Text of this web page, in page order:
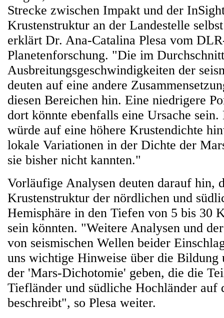
Strecke zwischen Impakt und der
Krustenstruktur an der Landestelle
erklärt Dr. Ana-Catalina Plesa vom
Planetenforschung. "Die im
Ausbreitungsgeschwindigkeiten der
deuten auf eine andere
diesen Bereichen hin. Eine niedrigere
dort könnte ebenfalls eine Ursache
würde auf eine höhere Krustendichte
lokale Variationen in der Dichte der
sie bisher nicht kannten."
Vorläufige Analysen deuten darauf hin,
Krustenstruktur der nördlichen und
Hemisphäre in den Tiefen von 5 bis 30
sein könnten. "Weitere Analysen und
von seismischen Wellen beider
uns wichtige Hinweise über die Bildung
der 'Mars-Dichotomie' geben, die die
Tiefländer und südliche Hochländer auf
beschreibt", so Plesa weiter.